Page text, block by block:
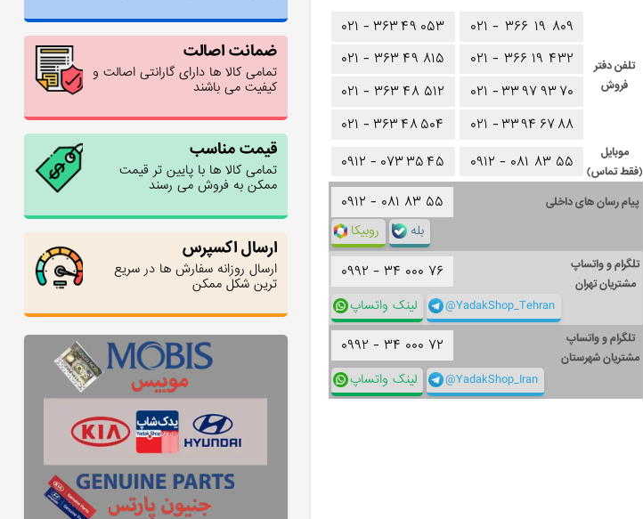
ضمانت اصالت
تمامی کالا ها دارای گارانتی اصالت و
کیفیت می باشند
قیمت مناسب
تمامی کالا ها با پایین تر قیمت
ممکن به فروش می رسند
ارسال اکسپرس
ارسال روزانه سفارش ها در سریع
ترین شکل ممکن
تلفن دفتر
فروش
۰۲۱ - ۳۶۶ ۱۹ ۸۰۹
۰۲۱ - ۳۶۶ ۱۹ ۴۳۲
۰۲۱ -۳۳۹۷۹۳۷۰
۰۲۱ -۳۳۹۴ ۶۷۸۸
۰۲۱ - ۳۶۳۴۹ ۰۵۳
۰۲۱ - ۳۶۳ ۴۹ ۸۱۵
۰۲۱ - ۳۶۳ ۴۸ ۵۱۲
۰۲۱ - ۳۶۳۴۸۵۰۴
موبایل
(فقط تماس)
۰۹۱۲ - ۰۸۱ ۸۳ ۵۵ ۰۹۱۲ - ۰۷۳۳۵ ۴۵
پیام رسان های داخلی ۰۹۱۲ - ۰۸۱ ۸۳ ۵۵
روبیکا بله
تلگرام و واتساپ
مشتریان تهران
۰۹۹۲ - ۳۴ ۰۰۰ ۷۶
لینک واتساپ @YadakShop_Tehran
تلگرام و واتساپ
مشتریان شهرستان
۰۹۹۲ - ۳۴ ۰۰۰ ۷۲
لینک واتساپ @YadakShop_Iran